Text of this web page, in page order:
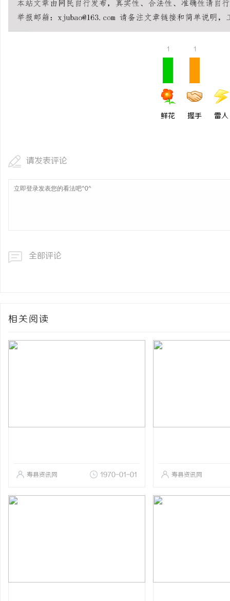
1
鲜花
1
握手 雷人
请发表评论
全部评论
相关阅读
寿县资讯网 1970-01-01 寿县资讯网